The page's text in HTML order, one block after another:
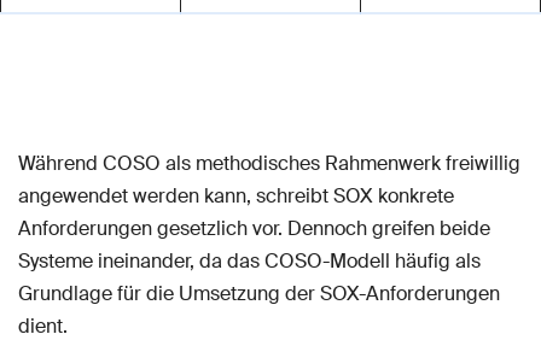
Während COSO als methodisches Rahmenwerk freiwillig
angewendet werden kann, schreibt SOX konkrete
Anforderungen gesetzlich vor. Dennoch greifen beide
Systeme ineinander, da das COSO-Modell häufig als
Grundlage für die Umsetzung der SOX-Anforderungen
dient.